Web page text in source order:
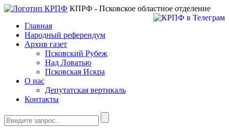
КПРФ - Псковское областное отделение
Главная
Народный референдум
Архив газет
Псковский Рубеж
Над Ловатью
Псковская Искра
О нас
Депутатская вертикаль
Контакты